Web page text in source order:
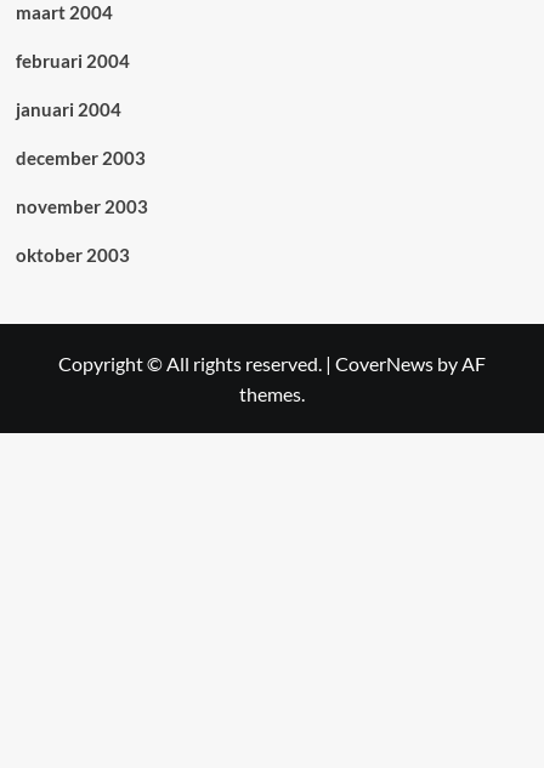
maart 2004
februari 2004
januari 2004
december 2003
november 2003
oktober 2003
Copyright © All rights reserved. | CoverNews by AF
themes.